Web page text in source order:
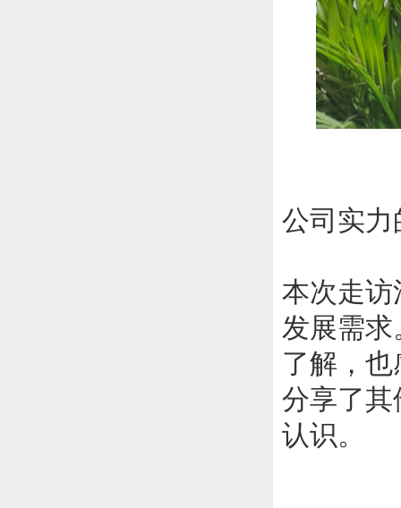
公司实
本次走
发展需
了解，
分享了
认识。